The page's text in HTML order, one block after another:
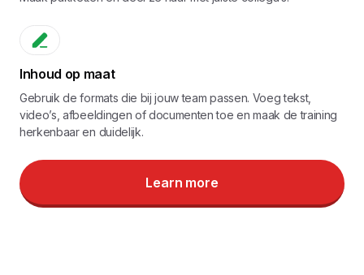
Inhoud op maat
Gebruik de formats die bij jouw team passen. Voeg tekst,
video’s, afbeeldingen of documenten toe en maak de training
herkenbaar en duidelijk.
Learn more